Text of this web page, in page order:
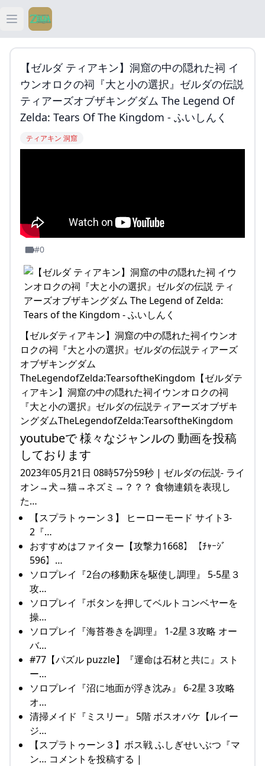
Open main menu
ティアキン
ティアキン 祠
ティアキン 武器
【ゼルダ ティアキン】洞窟の中の隠れた祠 イ
ウンオロクの祠『大と小の選択』ゼルダの伝説
ティアーズオブザキングダム The Legend Of
Zelda: Tears Of The Kingdom - ふいしんく
ティアキン 洞窟
#0
【ゼルダティアキン】洞窟の中の隠れた祠イウンオ
ロクの祠『大と小の選択』ゼルダの伝説ティアーズ
オブザキングダム
TheLegendofZelda:TearsoftheKingdom【ゼルダテ
ィアキン】洞窟の中の隠れた祠イウンオロクの祠
『大と小の選択』ゼルダの伝説ティアーズオブザキ
ングダムTheLegendofZelda:TearsoftheKingdom
youtubeで 様々なジャンルの 動画を投稿
しております
2023年05月21日 08時57分59秒 | ゼルダの伝説- ライ
オン→犬→猫→ネズミ→？？？ 食物連鎖を表現し
た…
【スプラトゥーン３】 ヒーローモード サイト3-
2『…
おすすめはファイター【攻撃力1668】【ﾁｬｰｼﾞ
596】…
ソロプレイ『2台の移動床を駆使し調理』 5-5星３
攻…
ソロプレイ『ボタンを押してベルトコンベヤーを
操…
ソロプレイ『海苔巻きを調理』 1-2星３攻略 オー
バ…
#77【パズル puzzle】『運命は石材と共に』スト
ー…
ソロプレイ『沼に地面が浮き沈み』 6-2星３攻略
オ…
清掃メイド『ミスリー』 5階 ボスオバケ【ルイー
ジ…
【スプラトゥーン３】ボス戦 ふしぎせいぶつ『マ
ン… コメントを投稿する |